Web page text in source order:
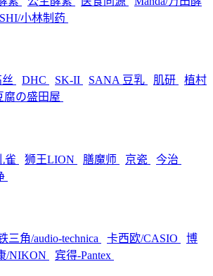
小林制药
丝 DHC SK-II SANA 豆乳 肌研
植村
腐の盛田屋
雀 狮王LION 膳魔师 京瓷
今治
三角/audio-technica 卡西欧/CASIO
博
/NIKON 宾得-Pantex